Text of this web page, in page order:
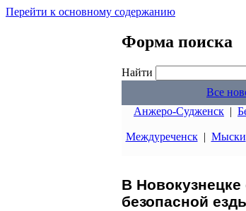
Перейти к основному содержанию
Форма поиска
Найти
Все
Анжеро-Судженск |
Междуреченск| Мыски
В
безопасной